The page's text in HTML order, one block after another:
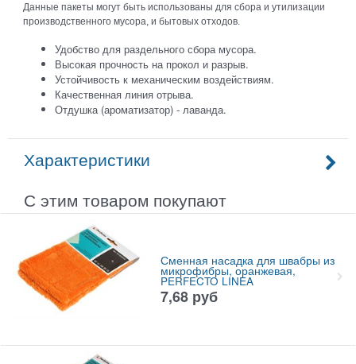
Данные пакеты могут быть использованы для сбора и утилизации
производственного мусора, и бытовых отходов.
Удобство для раздельного сбора мусора.
Высокая прочность на прокол и разрыв.
Устойчивость к механическим воздействиям.
Качественная линия отрыва.
Отдушка (ароматизатор) - лаванда.
Характеристики
С этим товаром покупают
Сменная насадка для швабры из
микрофибры, оранжевая,
PERFECTO LINEA
7,68 руб